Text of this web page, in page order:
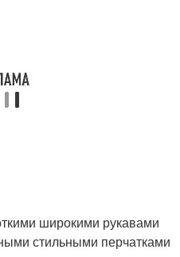
широкими рукавами
стильными перчатками